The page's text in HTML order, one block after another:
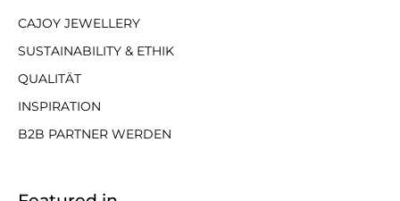
CAJOY JEWELLERY
SUSTAINABILITY & ETHIK
QUALITÄT
INSPIRATION
B2B PARTNER WERDEN